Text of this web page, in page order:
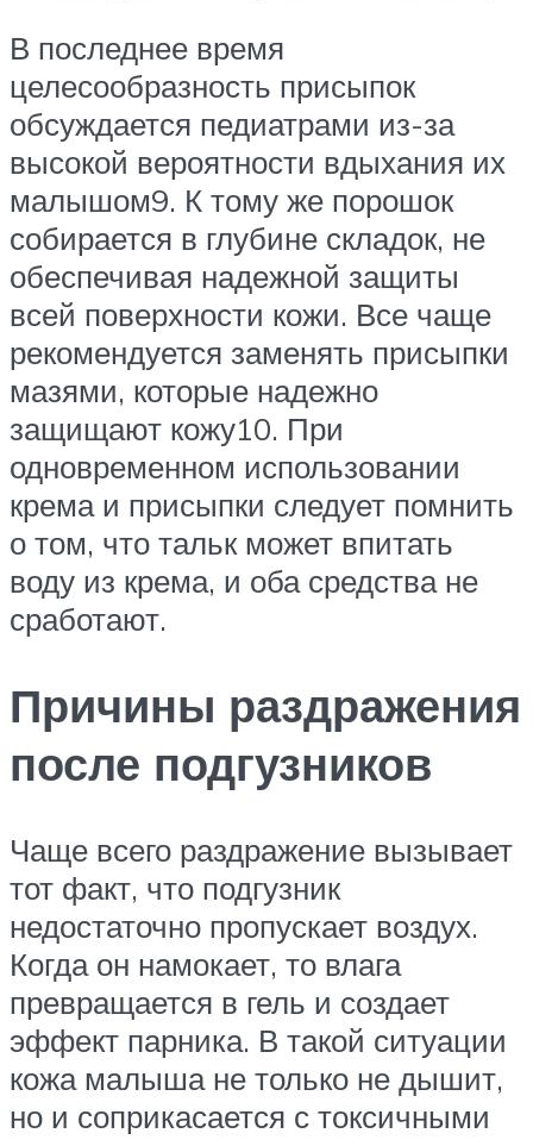
В последнее время
целесообразность присыпок
обсуждается педиатрами из-за
высокой вероятности вдыхания их
малышом9. К тому же порошок
собирается в глубине складок, не
обеспечивая надежной защиты
всей поверхности кожи. Все чаще
рекомендуется заменять присыпки
мазями, которые надежно
защищают кожу10. При
одновременном использовании
крема и присыпки следует помнить
о том, что тальк может впитать
воду из крема, и оба средства не
сработают.
Причины раздражения
после подгузников
Чаще всего раздражение вызывает
тот факт, что подгузник
недостаточно пропускает воздух.
Когда он намокает, то влага
превращается в гель и создает
эффект парника. В такой ситуации
кожа малыша не только не дышит,
но и соприкасается с токсичными